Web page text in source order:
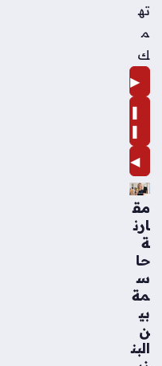
ته
م
ك
▶
❚
❚
◀
مق
ارن
ة
حا
س
مة
بي
ن
البن